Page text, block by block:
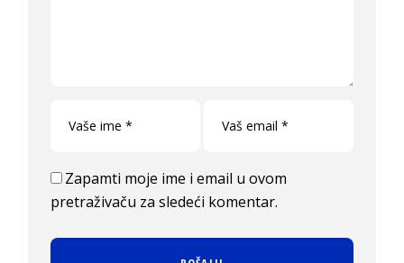
Zapamti moje ime i email u ovom
pretraživaču za sledeći komentar.